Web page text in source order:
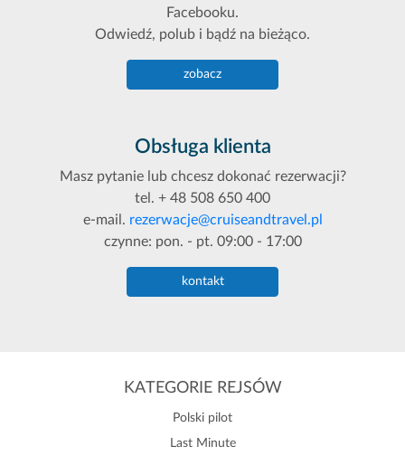
Facebooku.
Odwiedź, polub i bądź na bieżąco.
zobacz
Obsługa klienta
Masz pytanie lub chcesz dokonać rezerwacji?
tel. + 48 508 650 400
e-mail. rezerwacje@cruiseandtravel.pl
czynne: pon. - pt. 09:00 - 17:00
kontakt
KATEGORIE REJSÓW
Polski pilot
Last Minute